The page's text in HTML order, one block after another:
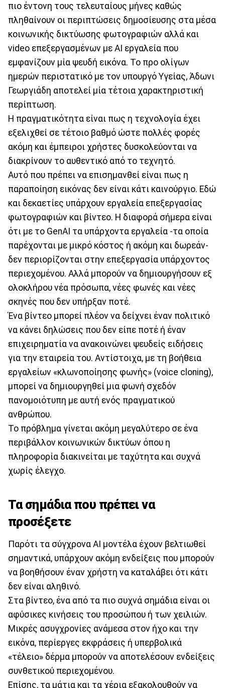
πιο έντονη τους τελευταίους μήνες καθώς
πληθαίνουν οι περιπτώσεις δημοσίευσης στα μέσα
κοινωνικής δικτύωσης φωτογραφιών αλλά και
video επεξεργασμένων με ΑΙ εργαλεία που
εμφανίζουν μία ψευδή εικόνα. Το προ ολίγων
ημερών περιστατικό με τον υπουργό Υγείας, Άδωνι
Γεωργιάδη αποτελεί μία τέτοια χαρακτηριστική
περίπτωση.
Η πραγματικότητα είναι πως η τεχνολογία έχει
εξελιχθεί σε τέτοιο βαθμό ώστε πολλές φορές
ακόμη και έμπειροι χρήστες δυσκολεύονται να
διακρίνουν το αυθεντικό από το τεχνητό.
Αυτό που πρέπει να επισημανθεί είναι πως η
παραποίηση εικόνας δεν είναι κάτι καινούργιο. Εδώ
και δεκαετίες υπάρχουν εργαλεία επεξεργασίας
φωτογραφιών και βίντεο. Η διαφορά σήμερα είναι
ότι με το GenAI τα υπάρχοντα εργαλεία -τα οποία
παρέχονται με μικρό κόστος ή ακόμη και δωρεάν-
δεν περιορίζονται στην επεξεργασία υπάρχοντος
περιεχομένου. Αλλά μπορούν να δημιουργήσουν εξ
ολοκλήρου νέα πρόσωπα, νέες φωνές και νέες
σκηνές που δεν υπήρξαν ποτέ.
Ένα βίντεο μπορεί πλέον να δείχνει έναν πολιτικό
να κάνει δηλώσεις που δεν είπε ποτέ ή έναν
επιχειρηματία να ανακοινώνει ψευδείς ειδήσεις
για την εταιρεία του. Αντίστοιχα, με τη βοήθεια
εργαλείων «κλωνοποίησης φωνής» (voice cloning),
μπορεί να δημιουργηθεί μια φωνή σχεδόν
πανομοιότυπη με αυτή ενός πραγματικού
ανθρώπου.
Το πρόβλημα γίνεται ακόμη μεγαλύτερο σε ένα
περιβάλλον κοινωνικών δικτύων όπου η
πληροφορία διακινείται με ταχύτητα και συχνά
χωρίς έλεγχο.
Τα σημάδια που πρέπει να
προσέξετε
Παρότι τα σύγχρονα AI μοντέλα έχουν βελτιωθεί
σημαντικά, υπάρχουν ακόμη ενδείξεις που μπορούν
να βοηθήσουν έναν χρήστη να καταλάβει ότι κάτι
δεν είναι αληθινό.
Στα βίντεο, ένα από τα πιο συχνά σημάδια είναι οι
αφύσικες κινήσεις του προσώπου ή των χειλιών.
Μικρές ασυγχρονίες ανάμεσα στον ήχο και την
εικόνα, περίεργες εκφράσεις ή υπερβολικά
«τέλειο» δέρμα μπορούν να αποτελέσουν ενδείξεις
συνθετικού περιεχομένου.
Επίσης, τα μάτια και τα χέρια εξακολουθούν να